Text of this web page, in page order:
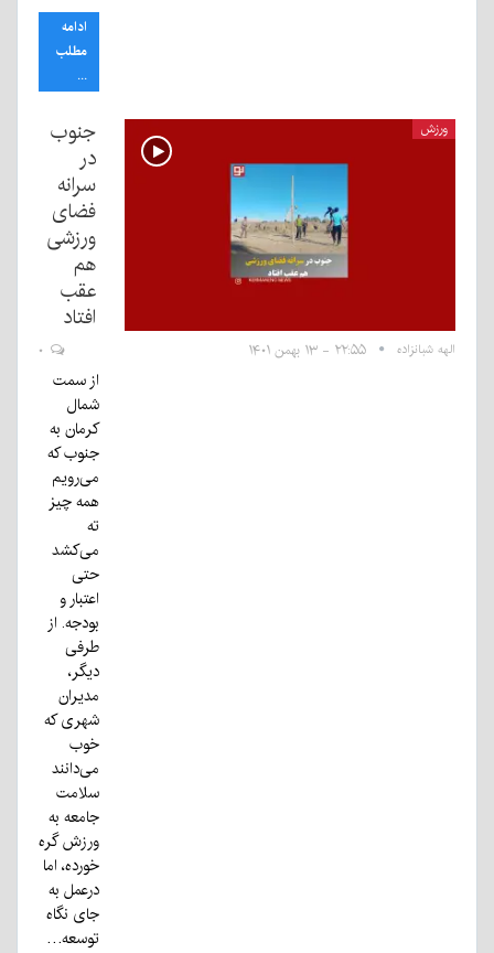
ادامه
مطلب
...
ورزش
جنوب
در
سرانه
فضای
ورزشی
هم
عقب
افتاد
الهه شبانزاده ۲۲:۵۵ - ۱۳ بهمن ۱۴۰۱
از سمت
شمال‌
کرمان به
جنوب که
می‌رویم
همه چیز
ته
می‌کشد
حتی
اعتبار و
بودجه. از
طرفی
دیگر،
مدیران
شهری که
خوب
می‌دانند
سلامت
جامعه به
ورزش گره
خورده، اما
درعمل به
جای نگاه
توسعه…